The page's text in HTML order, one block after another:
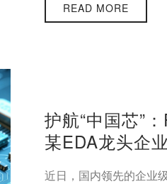
READ MORE
护航“中国芯”
某EDA龙头企业
近日，国内领先的企业